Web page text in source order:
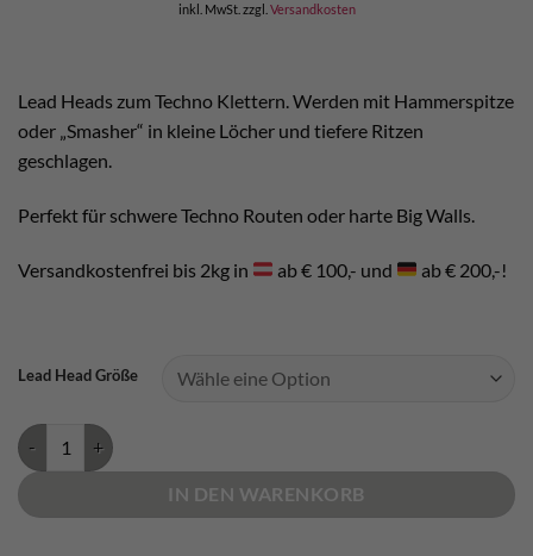
inkl. MwSt. zzgl. Versandkosten
Lead Heads zum Techno Klettern. Werden mit Hammerspitze
oder „Smasher“ in kleine Löcher und tiefere Ritzen
geschlagen.
Perfekt für schwere Techno Routen oder harte Big Walls.
Versandkostenfrei bis 2kg in ab € 100,- und ab € 200,-!
Lead Head Größe
Lead Heads Kop de Gas Menge
IN DEN WARENKORB